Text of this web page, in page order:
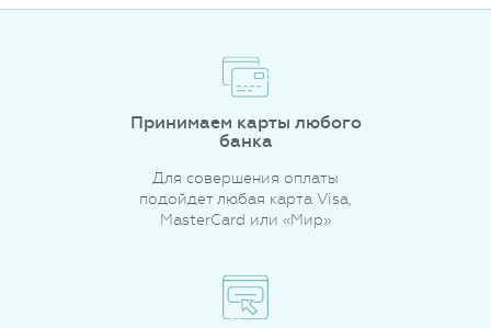
Принимаем карты любого
банка
Для совершения оплаты
подойдет любая карта Visa,
MasterCard или «Мир»